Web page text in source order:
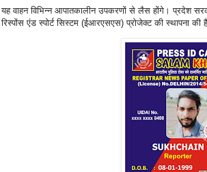
यह वाहन विभिन्न आपातकालीन उपकरणों से लैस होंगे। प्रदेश
रिस्पोंस एंड स्पोर्ट सिस्टम (ईआरएसएस) प्रोजेक्ट की स्थापना की